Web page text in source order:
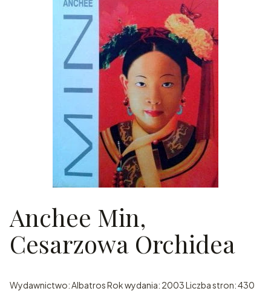
Anchee Min,
Cesarzowa Orchidea
Wydawnictwo: Albatros Rok wydania: 2003 Liczba stron: 430